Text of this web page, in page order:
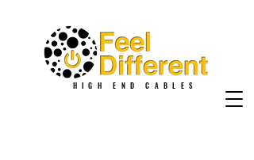
HIGH END CABLES